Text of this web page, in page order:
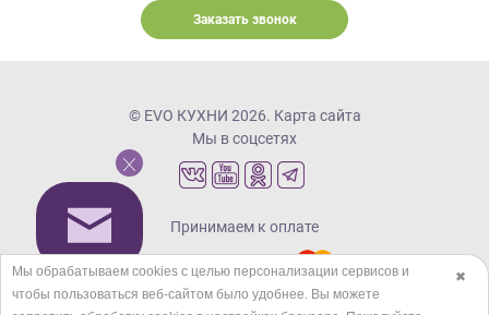
Заказать звонок
© EVO КУХНИ 2026. Карта сайта
Мы в соцсетях
Принимаем к оплате
✖
Мы обрабатываем cookies с целью персонализации сервисов и
чтобы пользоваться веб-сайтом было удобнее. Вы можете